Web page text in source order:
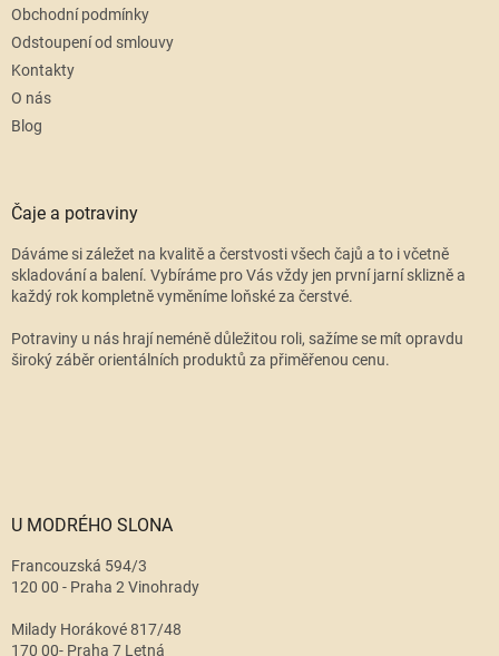
Obchodní podmínky
Odstoupení od smlouvy
Kontakty
O nás
Blog
Čaje a potraviny
Dáváme si záležet na kvalitě a čerstvosti všech čajů a to i včetně
skladování a balení. Vybíráme pro Vás vždy jen první jarní sklizně a
každý rok kompletně vyměníme loňské za čerstvé.
Potraviny u nás hrají neméně důležitou roli, sažíme se mít opravdu
široký záběr orientálních produktů za přiměřenou cenu.
U MODRÉHO SLONA
Francouzská 594/3
120 00 - Praha 2 Vinohrady
Milady Horákové 817/48
170 00- Praha 7 Letná